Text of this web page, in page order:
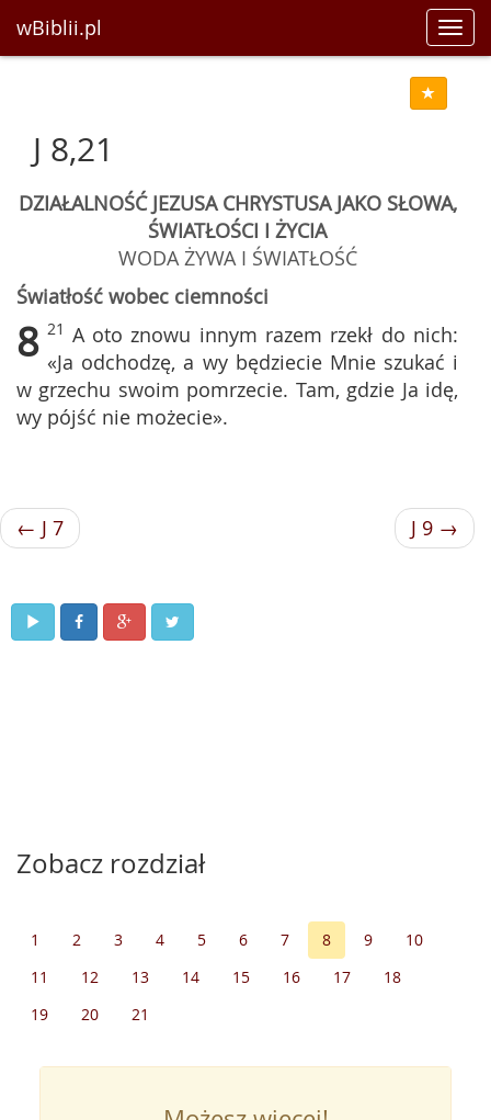
wBiblii.pl
J 8,21
DZIAŁALNOŚĆ JEZUSA CHRYSTUSA JAKO SŁOWA,
ŚWIATŁOŚCI I ŻYCIA
WODA ŻYWA I ŚWIATŁOŚĆ
Światłość wobec ciemności
8 21 A oto znowu innym razem rzekł do nich:
«Ja odchodzę, a wy będziecie Mnie szukać i
w grzechu swoim pomrzecie. Tam, gdzie Ja idę,
wy pójść nie możecie».
← J 7 J 9 →
Zobacz rozdział
1 2 3 4 5 6 7 8 9
10
11
12 13 14 15 16 17
18
19
20 21